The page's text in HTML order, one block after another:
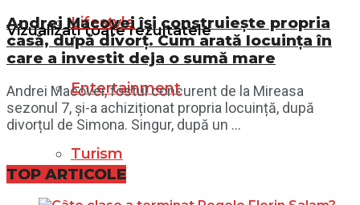
Vizualizați toate rezultatele
Lifestyle
Entertainment
Turism
Andrei Macovei își construiește propria
casă, după divorț. Cum arată locuința în
care a investit deja o sumă mare
Andrei Macovei, fostul concurent de la Mireasa
sezonul 7, și-a achiziționat propria locuință, după
divorțul de Simona. Singur, după un ...
TOP ARTICOLE